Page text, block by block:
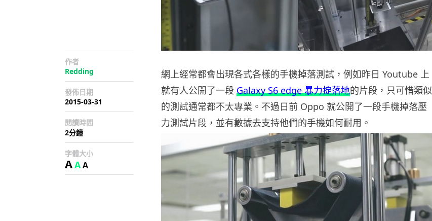
作者
Redding
發佈日期
2015-03-31
閱讀時間
2分鐘
字體大小
AAA
網上經常都會出現各式各樣的手機掉落測試，例如昨日 Youtube 上
就有人公開了一段 Galaxy S6 edge 暴力掟落地的片段，只可惜類似
的測試通常都不太專業。不過日前 Oppo 就公開了一段手機掉落壓
力測試片段，並有數據去支持他們的手機如何耐用。